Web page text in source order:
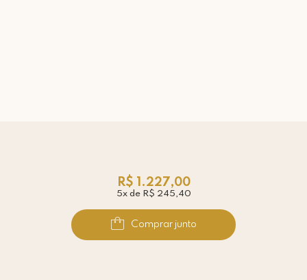
R$ 1.227,00
5x de R$ 245,40
Comprar junto